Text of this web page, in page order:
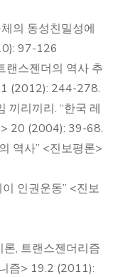
의 동성친밀성에
97-126
랜스젠더의 역사 추
(2012): 244-278.
끼리끼리. “한국 레
20 (2004): 39-68.
역사” <진보평론>
이 인권운동” <진보
, 트랜스젠더리즘
즘> 19.2 (2011):